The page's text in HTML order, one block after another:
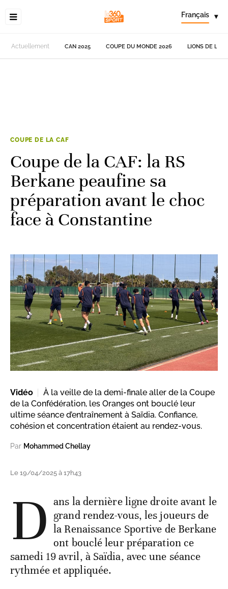
Français ▾
Actuellement CAN 2025 COUPE DU MONDE 2026 LIONS DE
COUPE DE LA CAF
Coupe de la CAF: la RS
Berkane peaufine sa
préparation avant le choc
face à Constantine
Vidéo
À la veille de la demi-finale aller de la Coupe
de la Confédération, les Oranges ont bouclé leur
ultime séance d’entraînement à Saïdia. Confiance,
cohésion et concentration étaient au rendez-vous.
Par Mohammed Chellay
Le 19/04/2025 à 17h43
D ans la dernière ligne droite avant le
grand rendez-vous, les joueurs de
la Renaissance Sportive de Berkane
ont bouclé leur préparation ce
samedi 19 avril, à Saïdia, avec une séance
rythmée et appliquée.